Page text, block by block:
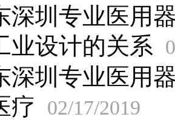
深圳专业医用
业设计的关系
深圳专业医用
疗
02/17/2019